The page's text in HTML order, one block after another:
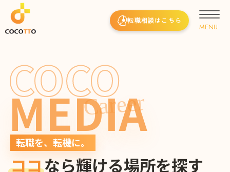
転職相談はこちら
COCO
Career
MEDIA
転職を、転機に。
ココなら輝ける場所を探す